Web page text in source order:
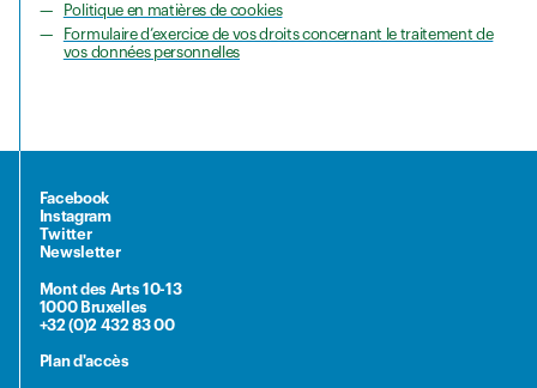
Politique en matières de cookies
Formulaire d’exercice de vos droits concernant le traitement de
vos données personnelles
Facebook
Instagram
Twitter
Newsletter
Mont des Arts 10-13
1000 Bruxelles
+32 (0)2 432 83 00
Plan d'accès